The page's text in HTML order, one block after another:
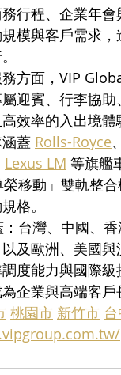
行程、企業年
模與客戶需求
方面，VIP
迎賓、行李協
效率的入出境體
蓋 Rolls-Royce
Lexus LM 等旗艦
移動」雙軌整
格。
台灣、中國、
及歐洲、美國
度能力與國際
企業與高端客
桃園市 新竹市